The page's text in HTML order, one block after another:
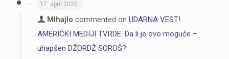
17. april 2020.
MIhajlo commented on UDARNA VEST!
AMERIČKI MEDIJI TVRDE: Da li je ovo moguće –
uhapšen DŽORDŽ SOROŠ?